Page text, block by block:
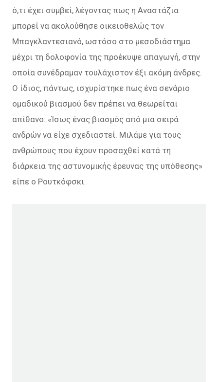
ό,τι έχει συμβεί, λέγοντας πως η Αναστάζια
μπορεί να ακολούθησε οικειοθελώς τον
Μπαγκλαντεσιανό, ωστόσο στο μεσοδιάστημα
μέχρι τη δολοφονία της προέκυψε απαγωγή, στην
οποία συνέδραμαν τουλάχιστον έξι ακόμη άνδρες.
Ο ίδιος, πάντως, ισχυρίστηκε πως ένα σενάριο
ομαδικού βιασμού δεν πρέπει να θεωρείται
απίθανο: «Ίσως ένας βιασμός από μια σειρά
ανδρών να είχε σχεδιαστεί. Μιλάμε για τους
ανθρώπους που έχουν προσαχθεί κατά τη
διάρκεια της αστυνομικής έρευνας της υπόθεσης»
είπε ο Ρουτκόφσκι.